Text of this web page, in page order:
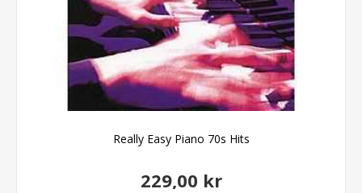
Really Easy Piano 70s Hits
229,00 kr